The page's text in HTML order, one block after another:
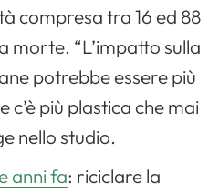
compresa tra 16 ed 88
morte. “L’impatto sulla
potrebbe essere più
più plastica che mai
nello studio.
anni fa: riciclare la